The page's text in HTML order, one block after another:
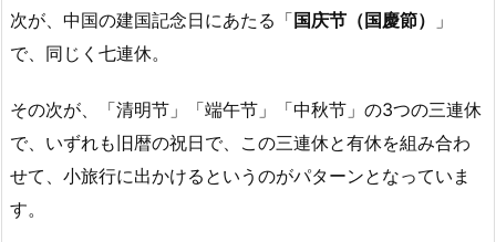
次が、中国の建国記念日にあたる「 国庆节（国慶節）
」
で、同じく七連休。
その次が、「清明节」「端午节」「中秋节」の3つの三連休
で、いずれも旧暦の祝日で、この三連休と有休を組み合わ
せて、小旅行に出かけるというのがパターンとなっていま
す。